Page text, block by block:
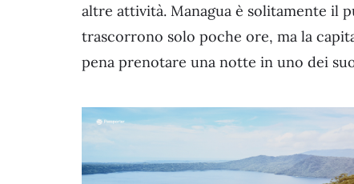
altre attività. Managua è solitamente il
trascorrono solo poche ore, ma la
pena prenotare una notte in uno dei